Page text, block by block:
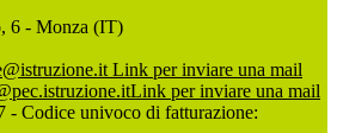
6 - Monza (IT)
Link per inviare una mail
Link per inviare una mail
- Codice univoco di fatturazione: